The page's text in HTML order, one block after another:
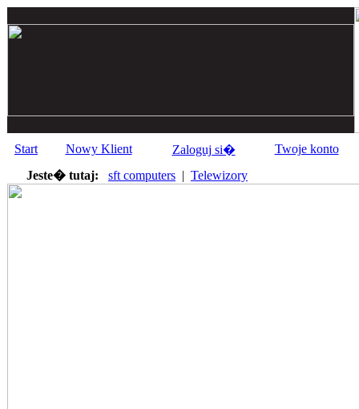
Start Nowy Klient Zaloguj si�
Twoje konto
Jeste� tutaj:
sft computers | Telewizory